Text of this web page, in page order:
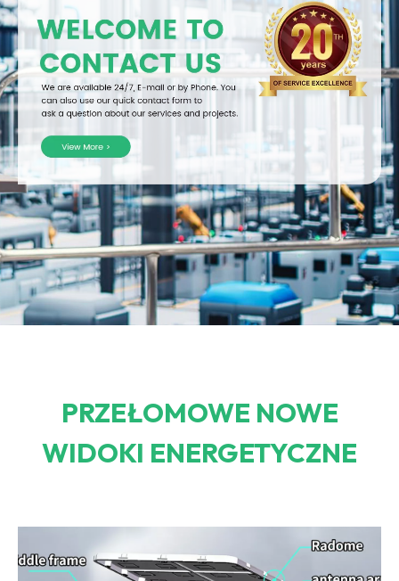
PRZEŁOMOWE NOWE
WIDOKI ENERGETYCZNE